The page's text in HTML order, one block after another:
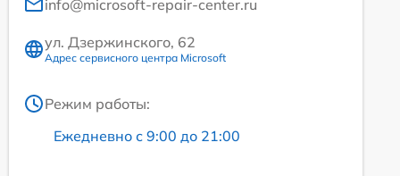
info@microsoft-repair-center.ru
ул. Дзержинского, 62
Адрес сервисного центра Microsoft
Режим работы:
Ежедневно с 9:00 до 21:00